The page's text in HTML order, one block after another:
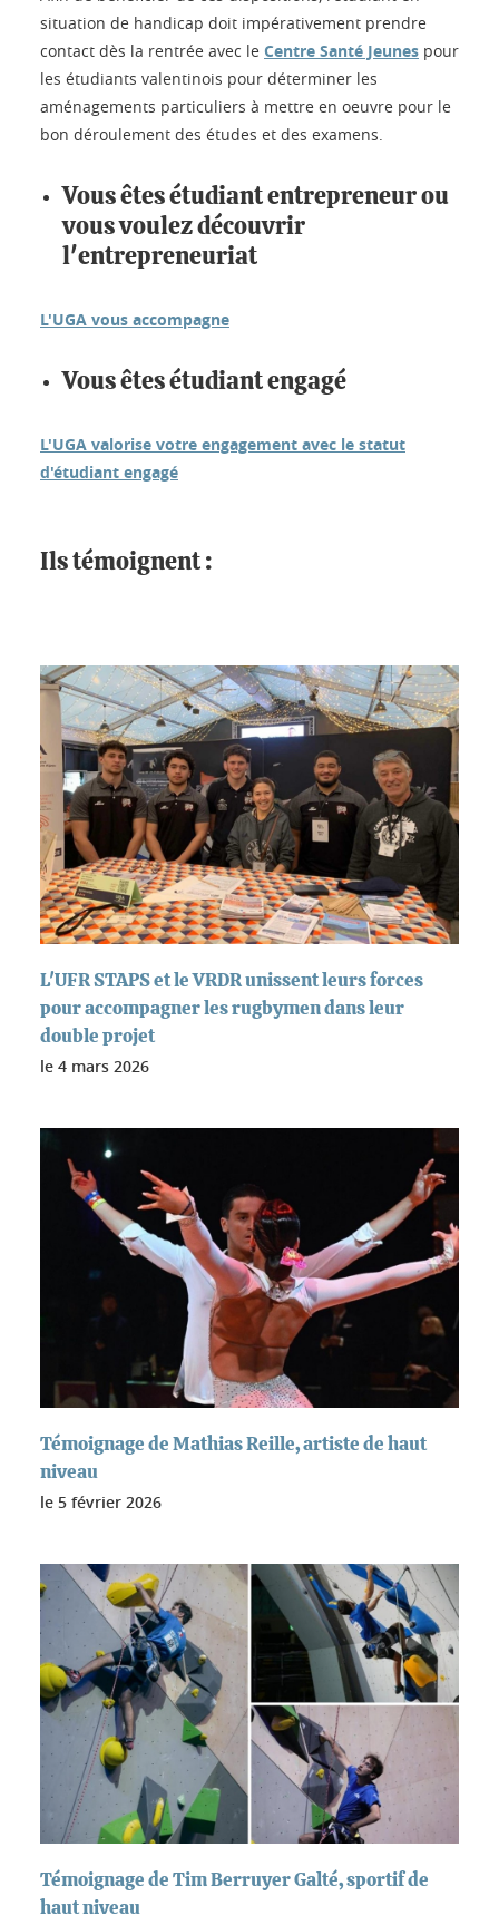
situation de handicap doit impérativement prendre
contact dès la rentrée avec le Centre Santé Jeunes pour
les étudiants valentinois pour déterminer les
aménagements particuliers à mettre en oeuvre pour le
bon déroulement des études et des examens.
Vous êtesétudiant entrepreneurou
vous voulez découvrir
l'entrepreneuriat
L'UGA vous accompagne
Vous êtesétudiant engagé
L'UGA valorise votre engagement avec le statut
d'étudiant engagé
Ils témoignent :
L'UFR STAPS et le VRDR unissent leurs forces
pour accompagner les rugbymen dans leur
double projet
le 4 mars 2026
Témoignage de Mathias Reille, artiste de haut
niveau
le 5 février 2026
Témoignage de Tim Berruyer Galté, sportif de
haut niveau